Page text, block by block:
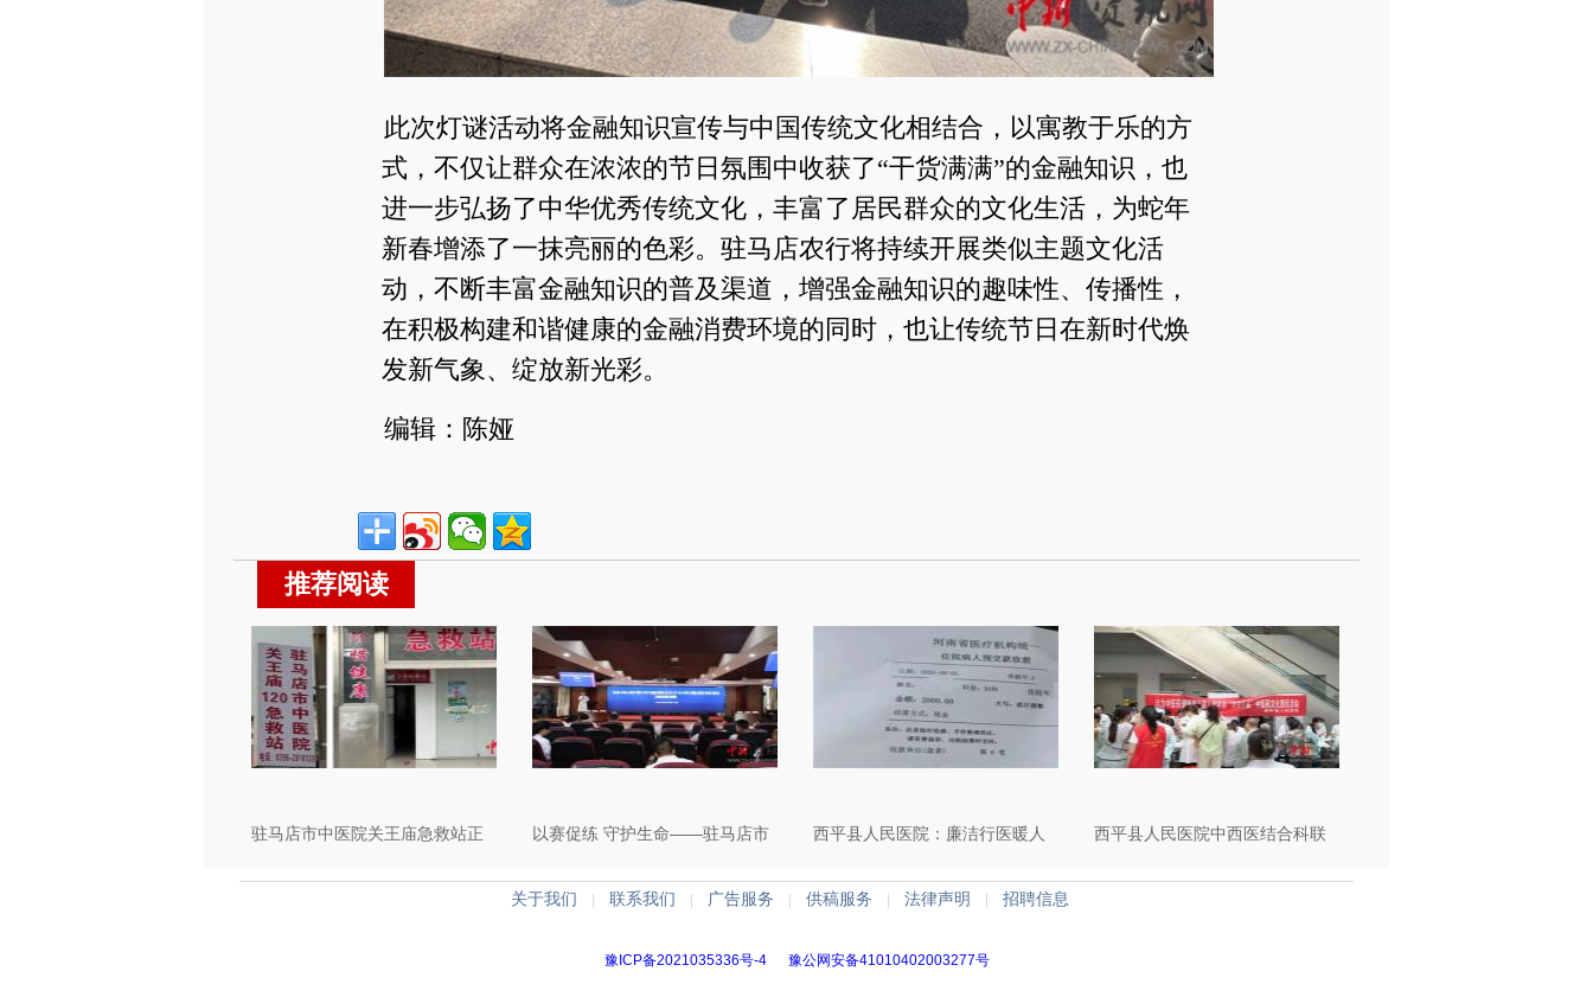
此次灯谜活动将金融知识宣传与中国传统文化相结合，以寓教于乐的方
式，不仅让群众在浓浓的节日氛围中收获了“干货满满”的金融知识，也
进一步弘扬了中华优秀传统文化，丰富了居民群众的文化生活，为蛇年
新春增添了一抹亮丽的色彩。驻马店农行将持续开展类似主题文化活
动，不断丰富金融知识的普及渠道，增强金融知识的趣味性、传播性，
在积极构建和谐健康的金融消费环境的同时，也让传统节日在新时代焕
发新气象、绽放新光彩。
编辑：陈娅
推荐阅读
驻马店市中医院关王庙急救站正
式开通运行！
以赛促练 守护生命——驻马店市
中医院举办2026年急救技能选拔
西平县人民医院：廉洁行医暖人
心 拒收红包彰显医者初心
西平县人民医院中西医结合科联
合药剂科开展“百市千县”中医药文
关于我们 联系我们 广告服务 供稿服务 法律声明 招聘信息
豫ICP备2021035336号-4 豫公网安备41010402003277号